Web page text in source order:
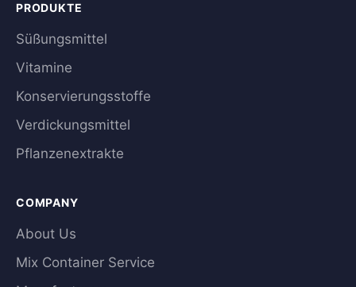
PRODUKTE
Süßungsmittel
Vitamine
Konservierungsstoffe
Verdickungsmittel
Pflanzenextrakte
COMPANY
About Us
Mix Container Service